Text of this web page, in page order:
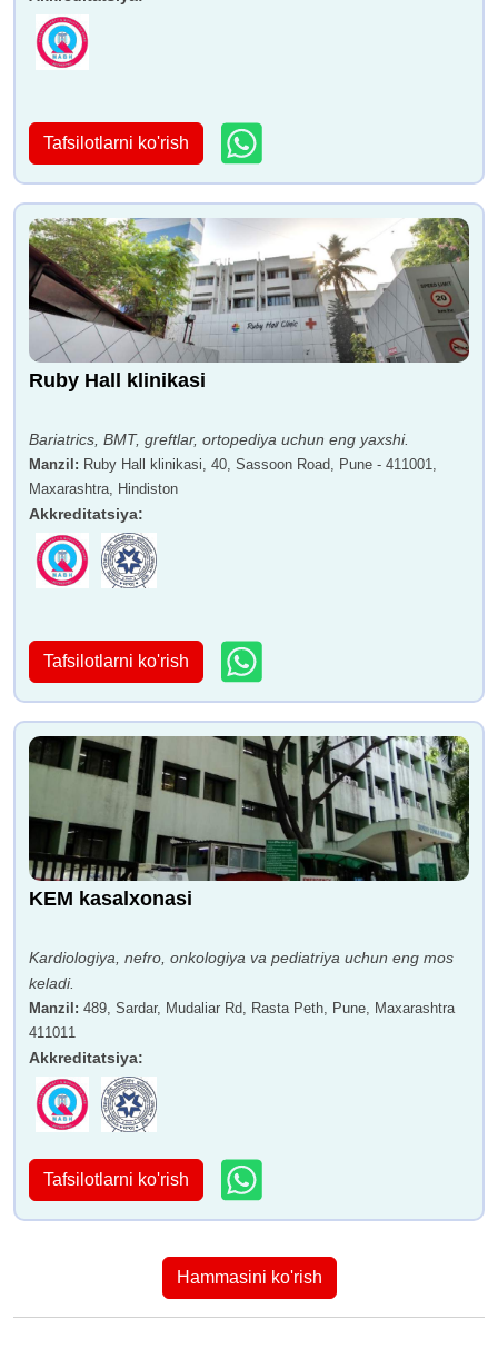
Tafsilotlarni ko'rish
Ruby Hall klinikasi
Bariatrics, BMT, greftlar, ortopediya uchun eng yaxshi.
Manzil : Ruby Hall klinikasi, 40, Sassoon Road, Pune - 411001,
Maxarashtra, Hindiston
Akkreditatsiya:
Tafsilotlarni ko'rish
KEM kasalxonasi
Kardiologiya, nefro, onkologiya va pediatriya uchun eng mos
keladi.
Manzil : 489, Sardar, Mudaliar Rd, Rasta Peth, Pune, Maxarashtra
411011
Akkreditatsiya:
Tafsilotlarni ko'rish
Hammasini ko'rish